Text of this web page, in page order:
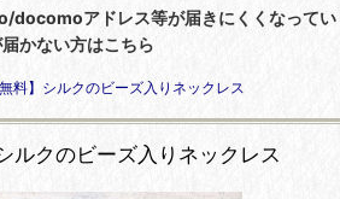
アドレス等が届きにくくなってい
かない方はこちら
無料】シルクのビーズ入りネックレス
ルクのビーズ入りネックレス